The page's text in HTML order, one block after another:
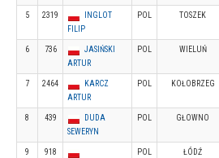
5 2319
INGLOT
FILIP
POL TOSZEK
6 736
JASIŃSKI
ARTUR
POL WIELUŃ
7 2464
KARCZ
ARTUR
POL KOŁOBRZEG
8 439
DUDA
SEWERYN
POL GŁOWNO
9
918
POL ŁÓDŹ